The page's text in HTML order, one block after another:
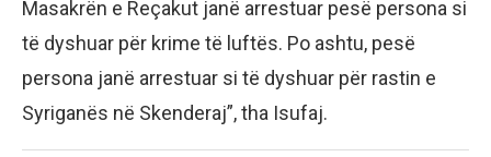
Masakrën e Reçakut janë arrestuar pesë persona si
të dyshuar për krime të luftës. Po ashtu, pesë
persona janë arrestuar si të dyshuar për rastin e
Syriganës në Skenderaj”, tha Isufaj.